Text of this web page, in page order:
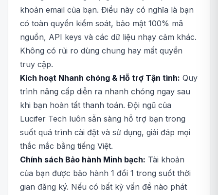
khoản email của bạn. Điều này có nghĩa là bạn
có toàn quyền kiểm soát, bảo mật 100% mã
nguồn, API keys và các dữ liệu nhạy cảm khác.
Không có rủi ro dùng chung hay mất quyền
truy cập.
Kích hoạt Nhanh chóng & Hỗ trợ Tận tình: Quy
trình nâng cấp diễn ra nhanh chóng ngay sau
khi bạn hoàn tất thanh toán. Đội ngũ của
Lucifer Tech luôn sẵn sàng hỗ trợ bạn trong
suốt quá trình cài đặt và sử dụng, giải đáp mọi
thắc mắc bằng tiếng Việt.
Chính sách Bảo hành Minh bạch: Tài khoản
của bạn được bảo hành 1 đổi 1 trong suốt thời
gian đăng ký. Nếu có bất kỳ vấn đề nào phát